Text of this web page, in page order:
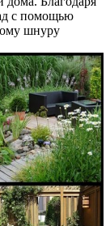
с помощью
шнуру